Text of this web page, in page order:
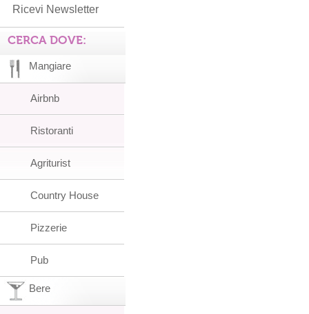
Ricevi Newsletter
CERCA DOVE:
Mangiare
Airbnb
Ristoranti
Agriturist
Country House
Pizzerie
Pub
Bere